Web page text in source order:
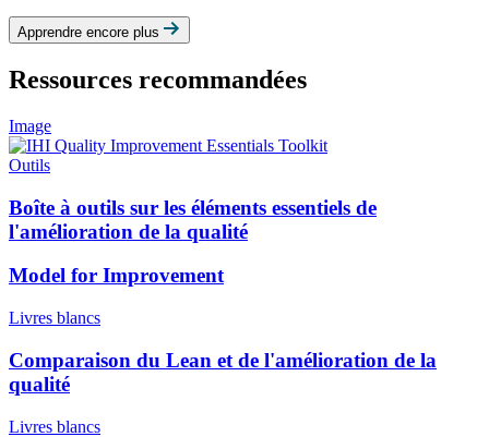
Apprendre encore plus
Ressources recommandées
Image
Outils
Boîte à outils sur les éléments essentiels de
l'amélioration de la qualité
Model for Improvement
Livres blancs
Comparaison du Lean et de l'amélioration de la
qualité
Livres blancs